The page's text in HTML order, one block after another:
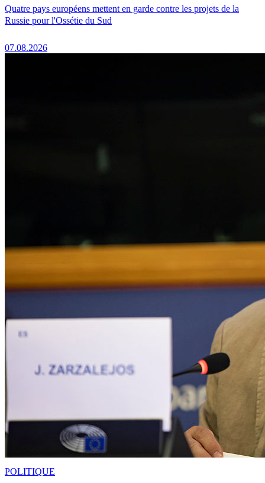
Quatre pays européens mettent en garde contre les projets de la
Russie pour l'Ossétie du Sud
07.08.2026
POLITIQUE